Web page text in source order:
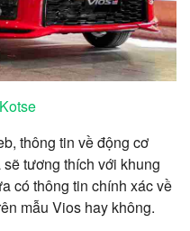
thông tin về động cơ
tương thích với khung
có thông tin chính xác về
mẫu Vios hay không.